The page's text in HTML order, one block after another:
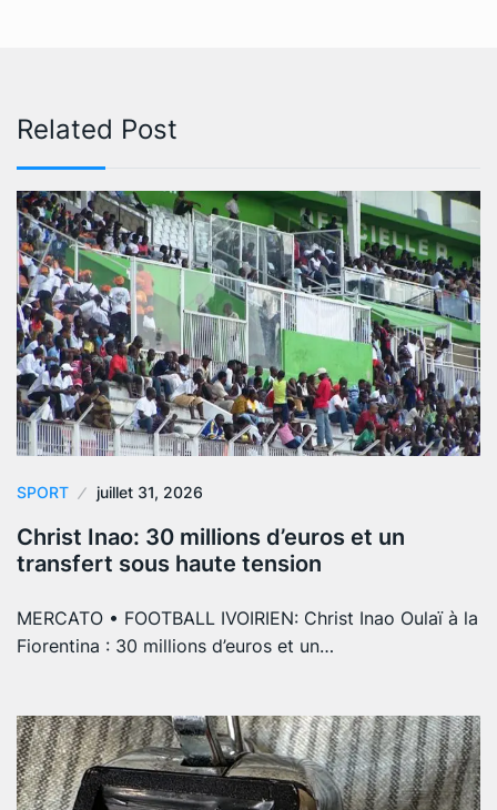
Related Post
SPORT juillet 31, 2026
Christ Inao: 30 millions d’euros et un
transfert sous haute tension
MERCATO • FOOTBALL IVOIRIEN: Christ Inao Oulaï à la
Fiorentina : 30 millions d’euros et un…